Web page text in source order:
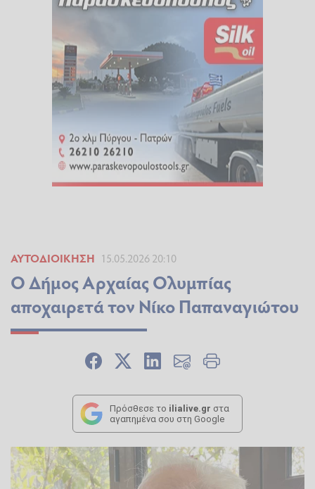
ΑΥΤΟΔΙΟΊΚΗΣΗ 15.05.2026 20:10
Ο Δήμος Αρχαίας Ολυμπίας
αποχαιρετά τον Νίκο Παπαναγιώτου
Πρόσθεσε το ilialive.gr στα
αγαπημένα σου στη Google